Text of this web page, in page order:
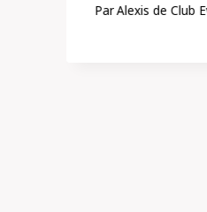
ParAlexis de Club